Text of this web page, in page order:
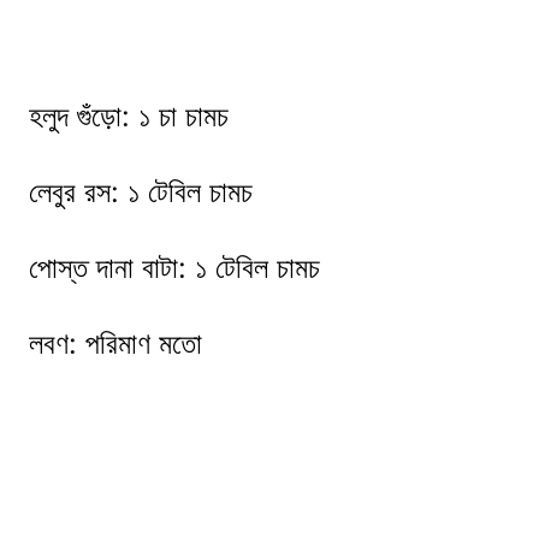
হলুদ গুঁড়ো: ১ চা চামচ
লেবুর রস: ১ টেবিল চামচ
পোস্ত দানা বাটা: ১ টেবিল চামচ
লবণ: পরিমাণ মতো